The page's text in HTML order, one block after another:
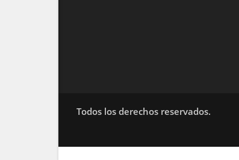
Todos los derechos reservados.